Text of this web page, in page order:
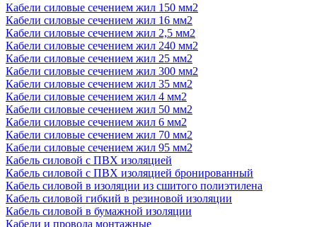
Кабели силовые сечением жил 150 мм2
Кабели силовые сечением жил 16 мм2
Кабели силовые сечением жил 2,5 мм2
Кабели силовые сечением жил 240 мм2
Кабели силовые сечением жил 25 мм2
Кабели силовые сечением жил 300 мм2
Кабели силовые сечением жил 35 мм2
Кабели силовые сечением жил 4 мм2
Кабели силовые сечением жил 50 мм2
Кабели силовые сечением жил 6 мм2
Кабели силовые сечением жил 70 мм2
Кабели силовые сечением жил 95 мм2
Кабель силовой с ПВХ изоляцией
Кабель силовой с ПВХ изоляцией бронированный
Кабель силовой в изоляции из сшитого полиэтилена
Кабель силовой гибкий в резиновой изоляции
Кабель силовой в бумажной изоляции
Кабели и провода монтажные